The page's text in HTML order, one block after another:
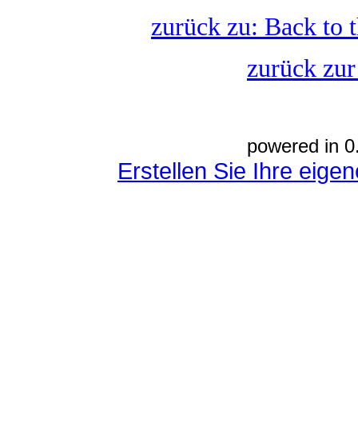
zurück zu: Back to
zurück
powered in
Erstellen Sie Ihre